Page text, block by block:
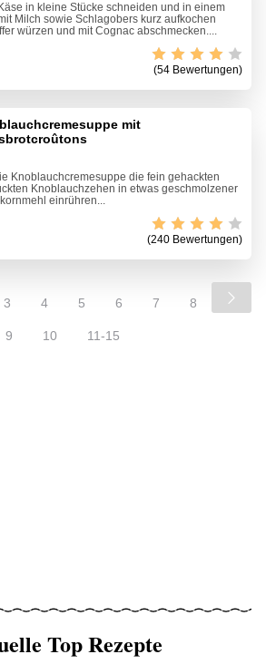
in kleine Stücke schneiden und in einem
Milch sowie Schlagobers kurz aufkochen
würzen und mit Cognac abschmecken....
(54 Bewertungen)
mit
Knoblauchcremesuppe die fein gehackten
Knoblauchzehen in etwas geschmolzener
einrühren...
(240 Bewertungen)
3 4 5 6 7 8
9 10 11-15
Top Rezepte